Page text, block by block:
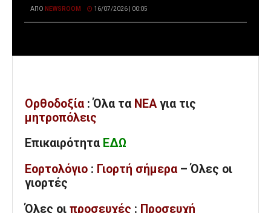
ΑΠΌ NEWSROOM 16/07/2026 | 00:05
Ορθοδοξία : Όλα τα ΝΕΑ για τις
μητροπόλεις
Επικαιρότητα ΕΔΩ
Εορτολόγιο : Γιορτή σήμερα – Όλες οι
γιορτές
Όλες οι προσευχές : Προσευχή